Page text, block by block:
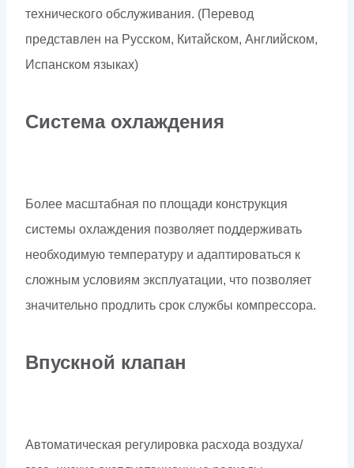
технического обслуживания. (Перевод
представлен на Русском, Китайском, Английском,
Испанском языках)
Система охлаждения
Более масштабная по площади конструкция
системы охлаждения позволяет поддерживать
необходимую температуру и адаптироваться к
сложным условиям эксплуатации, что позволяет
значительно продлить срок службы компрессора.
Впускной клапан
Автоматическая регулировка расхода воздуха/